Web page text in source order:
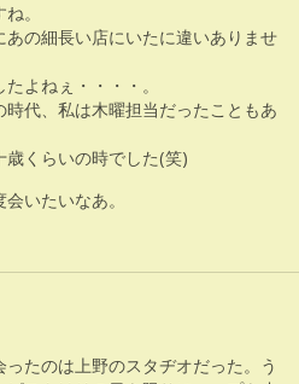
。
あの細長い店にいたに違いありませ
よねぇ・・・・。
時代、私は木曜担当だったこともあ
くらいの時でした(笑)
いたいなあ。
たのは上野のスタヂオだった。う